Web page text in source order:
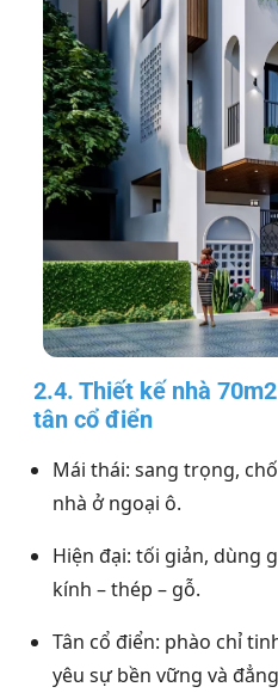
2.4. Thiết kế nhà
tân cổ điển
Mái thái: sang trọng,
nhà ở ngoại ô.
Hiện đại: tối giản, dùng
kính – thép – gỗ.
Tân cổ điển: phào chỉ
yêu sự bền vững và